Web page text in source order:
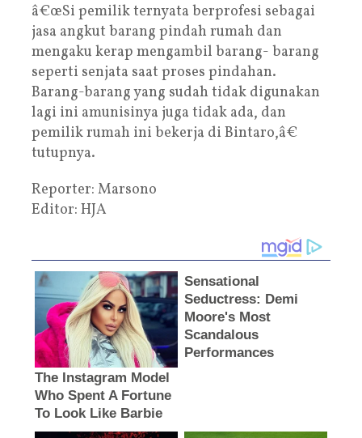
â€œSi pemilik ternyata berprofesi sebagai
jasa angkut barang pindah rumah dan
mengaku kerap mengambil barang- barang
seperti senjata saat proses pindahan.
Barang-barang yang sudah tidak digunakan
lagi ini amunisinya juga tidak ada, dan
pemilik rumah ini bekerja di Bintaro,â€
tutupnya.
Reporter: Marsono
Editor: HJA